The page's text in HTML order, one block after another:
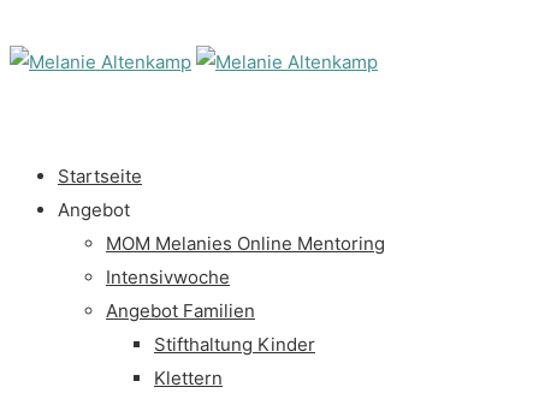
Startseite
Angebot
MOM Melanies Online Mentoring
Intensivwoche
Angebot Familien
Stifthaltung Kinder
Klettern